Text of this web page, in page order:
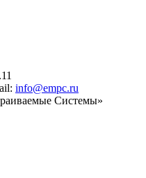
info@empc.ru
Системы»